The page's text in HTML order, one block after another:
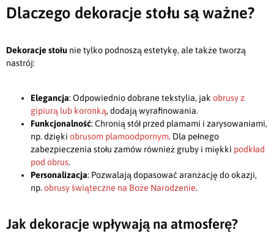
Dlaczego dekoracje stołu są ważne?
Dekoracje stołu nie tylko podnoszą estetykę, ale także tworzą
nastrój:
Elegancja: Odpowiednio dobrane tekstylia, jak obrusy z
gipiurą lub koronką, dodają wyrafinowania.
Funkcjonalność: Chronią stół przed plamami i zarysowaniami,
np. dzięki obrusom plamoodpornym. Dla pełnego
zabezpieczenia stołu zamów również gruby i miękki podkład
pod obrus.
Personalizacja: Pozwalają dopasować aranżację do okazji,
np. obrusy świąteczne na Boże Narodzenie.
Jak dekoracje wpływają na atmosferę?